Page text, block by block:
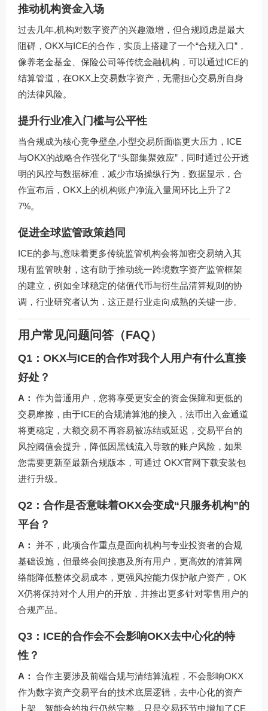
推动机构资金入场
过去几年,机构对数字资产的兴趣激增，但合规顾虑是最大
阻碍，OKX与ICE的合作，实质上搭建了一个“合规入口”，
像养老金基金、保险公司等传统金融机构，可以通过ICE的
结算管道，在OKX上交易数字资产，无需担心交易所自身
的法律风险。
提升行业准入门槛与公平性
当合规成为核心竞争壁垒,小型交易所面临更大压力，ICE
与OKX的战略合作强化了“头部集聚效应”，同时通过公开透
明的风控与数据标准，减少市场操纵行为，数据显示，合
作宣布后，OKX上的机构账户净流入量周环比上升了2
7%。
促进全球监管政策趋同
ICE的参与,意味着更多传统监管机构会将加密交易纳入其
现有监管映射，这有助于推动统一跨境数字资产监管框架
的建立，例如全球稳定的储值代币与衍生品清算规则的协
调，行业研究者认为，这正是行业走向成熟的关键一步。
用户常见问题问答（FAQ）
Q1：OKX与ICE的合作对我个人用户有什么直接
好处？
A： 作为普通用户，您将享受更安全的资金保障和更低的
交易摩擦，由于ICE的合规清算池的接入，法币出入金通道
将更稳定，大额交易不再容易被冻结或延迟，交易平台的
风控阈值会提升，降低因黑钱流入导致的账户风险，如果
您需要更新至最新合规版本，可通过 OKX官网下载安装包
进行升级。
Q2：合作是否意味着OKX会变成“只服务机构”的
平台？
A： 并不，此项合作重点是面向机构与专业投资者的合规
基础设施，但最终会间接惠及所有用户，更高效的清算网
络能降低整体交易成本，更强风控能力保护散户资产，OK
X仍将保持对个人用户的开放，并推出更多针对零售用户的
合规产品。
Q3：ICE的合作会不会影响OKX去中心化的特
性？
A： 合作主要涉及前端合规与清结算流程，不会影响OKX
作为数字资产交易平台的技术底层逻辑，去中心化的资产
上架、智能合约执行仍然完整，只是交易环节中增加了CE